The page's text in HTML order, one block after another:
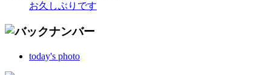
お久しぶりです
today's photo